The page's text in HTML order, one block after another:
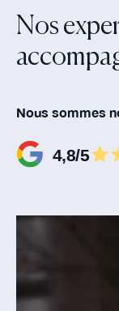
Nos
Nous sommes